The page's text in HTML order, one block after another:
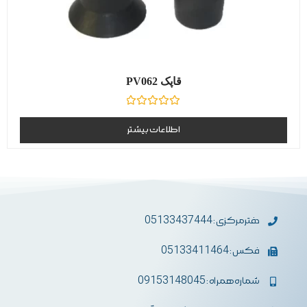
قاپک PV062
نمره
0
از
5
اطلاعات بیشتر
دفترمرکزی : 05133437444
فکس : 05133411464
شماره همراه : 09153148045